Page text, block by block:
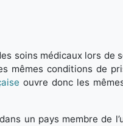
soins médicaux lors de
mêmes conditions de
ouvre donc les
un pays membre de